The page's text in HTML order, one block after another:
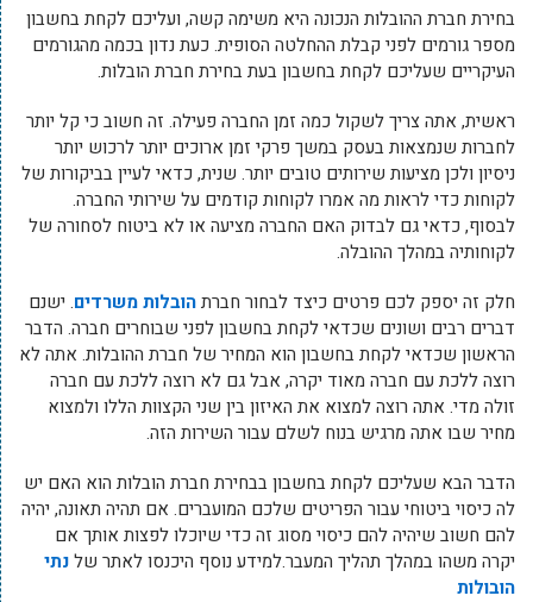
בחירת חברת ההובלות הנכונה היא משימה קשה, ועליכם לקחת בחשבון
מספר גורמים לפני קבלת ההחלטה הסופית. כעת נדון בכמה מהגורמים
העיקריים שעליכם לקחת בחשבון בעת בחירת חברת הובלות.
ראשית, אתה צריך לשקול כמה זמן החברה פעילה. זה חשוב כי קל יותר
לחברות שנמצאות בעסק במשך פרקי זמן ארוכים יותר לרכוש יותר
ניסיון ולכן מציעות שירותים טובים יותר. שנית, כדאי לעיין בביקורות של
לקוחות כדי לראות מה אמרו לקוחות קודמים על שירותי החברה.
לבסוף, כדאי גם לבדוק האם החברה מציעה או לא ביטוח לסחורה של
לקוחותיה במהלך ההובלה.
חלק זה יספק לכם פרטים כיצד לבחור חברתהובלות משרדים. ישנם
דברים רבים ושונים שכדאי לקחת בחשבון לפני שבוחרים חברה. הדבר
הראשון שכדאי לקחת בחשבון הוא המחיר של חברת ההובלות. אתה לא
רוצה ללכת עם חברה מאוד יקרה, אבל גם לא רוצה ללכת עם חברה
זולה מדי. אתה רוצה למצוא את האיזון בין שני הקצוות הללו ולמצוא
מחיר שבו אתה מרגיש בנוח לשלם עבור השירות הזה.
הדבר הבא שעליכם לקחת בחשבון בבחירת חברת הובלות הוא האם יש
לה כיסוי ביטוחי עבור הפריטים שלכם המועברים. אם תהיה תאונה, יהיה
להם חשוב שיהיה להם כיסוי מסוג זה כדי שיוכלו לפצות אותך אם
יקרה משהו במהלך תהליך המעבר.למידע נוסף היכנסו לאתר שלנתי
הובולות